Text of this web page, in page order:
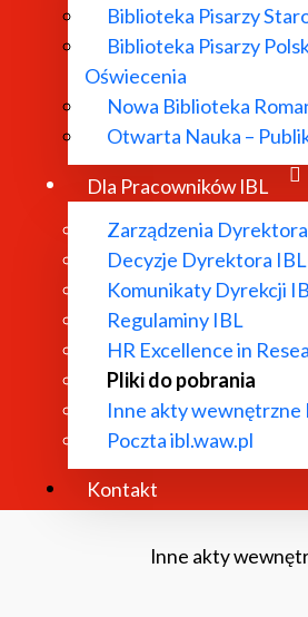
Biblioteka Pisarzy
Biblioteka Pisarzy
Oświecenia
Nowa Biblioteka
Otwarta Nauka –
Dla Pracowników IBL
Zarządzenia
Decyzje Dyrektora IBL
Komunikaty Dyrekcji
Regulaminy IBL
HR Excellence in
Pliki do pobrania
Inne akty wewnętrzne
Poczta ibl.waw.pl
Kontakt
Decyzje
Regulaminy
HR Excellence in
Pliki do
Inne akty